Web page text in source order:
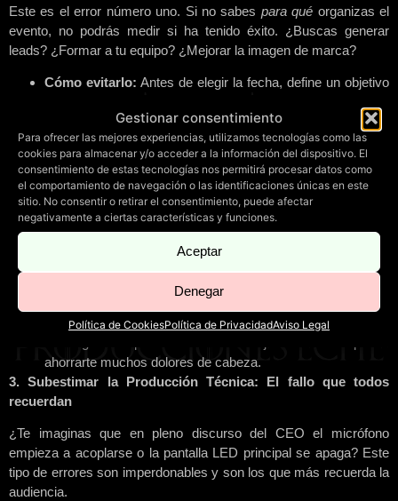
Gestionar consentimiento
Para ofrecer las mejores experiencias, utilizamos tecnologías como las
cookies para almacenar y/o acceder a la información del dispositivo. El
consentimiento de estas tecnologías nos permitirá procesar datos como
el comportamiento de navegación o las identificaciones únicas en este
sitio. No consentir o retirar el consentimiento, puede afectar
negativamente a ciertas características y funciones.
Aceptar
Denegar
Política de CookiesPolítica de PrivacidadAviso Legal
Este es el error número uno. Si no sabes para qué organizas el
evento, no podrás medir si ha tenido éxito. ¿Buscas generar
leads? ¿Formar a tu equipo? ¿Mejorar la imagen de marca?
Cómo evitarlo: Antes de elegir la fecha, define un objetivo
lanzar la nueva gama de producto ante 100 medios). Toda
decisión posterior (venue, catering, tecnología) debe servir
a este objetivo.
2. Un «Venue» inadecuado: La ubicación lo es todo
A veces las empresas eligen un espacio solo por estética o por
precio, olvidando la logística y la experiencia del asistente.
Prioriza la accesibilidad (transporte
público, parking), la capacidad técnica (techos altos para
truss de iluminación, potencia eléctrica suficiente) y la
acústica. EnMadrid, la oferta es inmensa, y contar con
ahorrarte muchos dolores de cabeza.
3. Subestimar la Producción Técnica: El fallo que todos
recuerdan
¿Te imaginas que en pleno discurso del CEO el micrófono
empieza a acoplarse o la pantalla LED principal se apaga? Este
tipo de errores son imperdonables y son los que más recuerda la
audiencia.